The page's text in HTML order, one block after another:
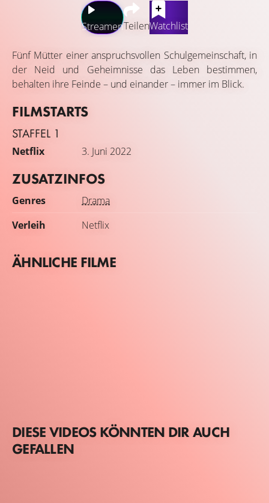
StreamenTeilenWatchlist
Fünf Mütter einer anspruchsvollen Schulgemeinschaft, in
der Neid und Geheimnisse das Leben bestimmen,
behalten ihre Feinde – und einander – immer im Blick.
FILMSTARTS
STAFFEL 1
Netflix 3. Juni 2022
ZUSATZINFOS
Genres
Drama
Verleih
Netflix
ÄHNLICHE FILME
DIESE VIDEOS KÖNNTEN DIR AUCH
GEFALLEN